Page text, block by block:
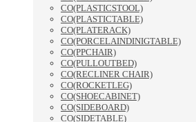
CO(PLASTICSTOOL)
CO(PLASTICTABLE)
CO(PLATERACK)
CO(PORCELAINDINIGTABLE)
CO(PPCHAIR)
CO(PULLOUTBED)
CO(RECLINER CHAIR)
CO(ROCKETLEG)
CO(SHOECABINET)
CO(SIDEBOARD)
CO(SIDETABLE)